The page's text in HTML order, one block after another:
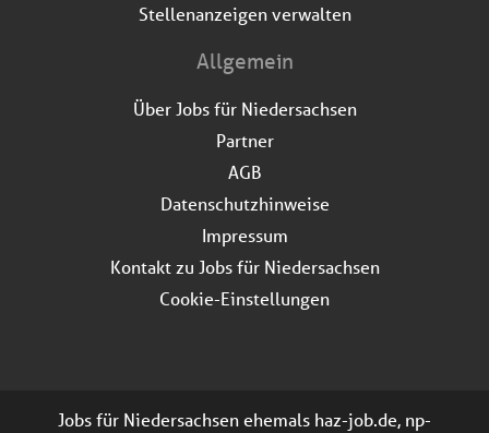
Stellenanzeigen verwalten
Allgemein
Über Jobs für Niedersachsen
Partner
AGB
Datenschutzhinweise
Impressum
Kontakt zu Jobs für Niedersachsen
Cookie-Einstellungen
Jobs für Niedersachsen ehemals haz-job.de, np-